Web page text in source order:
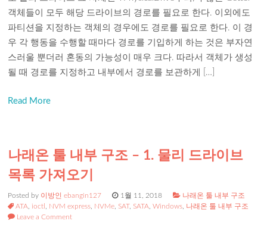
객체들이 모두 해당 드라이브의 경로를 필요로 한다. 이외에도
파티션을 지정하는 객체의 경우에도 경로를 필요로 한다. 이 경
우 각 행동을 수행할 때마다 경로를 기입하게 하는 것은 부자연
스러울 뿐더러 혼동의 가능성이 매우 크다. 따라서 객체가 생성
될 때 경로를 지정하고 내부에서 경로를 보관하게 […]
Read More
나래온 툴 내부 구조 – 1. 물리 드라이브
목록 가져오기
Posted by 이방인 ebangin127 1월 11, 2018
나래온 툴 내부 구조
ATA
ioctl NVM express NVMe SAT, SATA ,Windows 나래온 툴 내부 구조
Leave a Comment